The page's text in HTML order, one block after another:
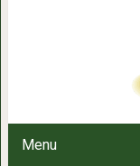
Menu